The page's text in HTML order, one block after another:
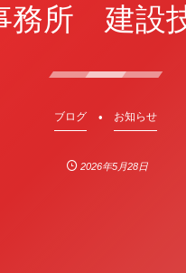
務所 建設
ブログ お知らせ
2026年5月28日